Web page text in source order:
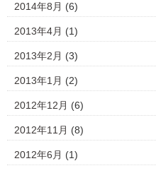
2014年8月 (6)
2013年4月 (1)
2013年2月 (3)
2013年1月 (2)
2012年12月 (6)
2012年11月 (8)
2012年6月 (1)